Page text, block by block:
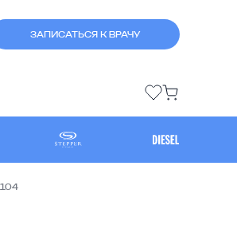
ЗАПИСАТЬСЯ К ВРАЧУ